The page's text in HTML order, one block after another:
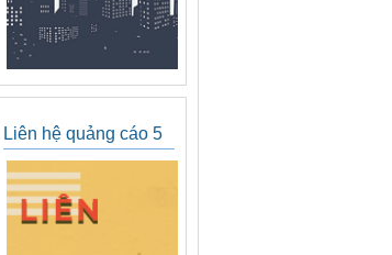
Liên hệ quảng cáo 5